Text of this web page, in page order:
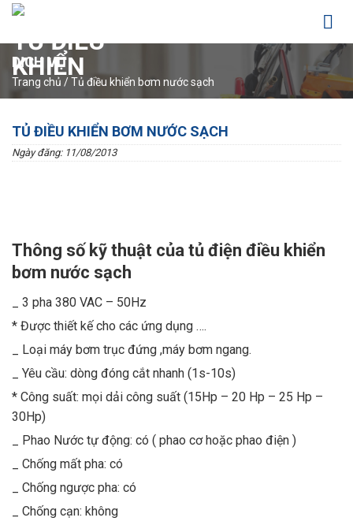
Skip
content
DỊCH VỤ
Trang chủ /Tủ điều khiển bơm nước sạch
TỦ ĐIỀU KHIỂN BƠM NƯỚC SẠCH
Ngày đăng: 11/08/2013
Thông số kỹ thuật của tủ điện điều khiển
bơm nước sạch
_ 3 pha 380 VAC – 50Hz
* Được thiết kế cho các ứng dụng ….
_ Loại máy bơm trục đứng ,máy bơm ngang.
_ Yêu cầu: dòng đóng cắt nhanh (1s-10s)
* Công suất: mọi dải công suất (15Hp – 20 Hp – 25 Hp –
30Hp)
_ Phao Nước tự động: có ( phao cơ hoặc phao điện )
_ Chống mất pha: có
_ Chống ngược pha: có
_ Chống cạn: không